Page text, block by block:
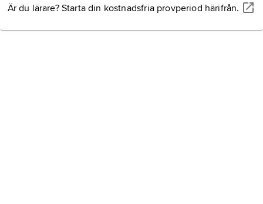
Är du lärare? Starta din kostnadsfria provperiod härifrån.